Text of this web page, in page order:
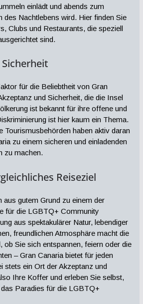
einlädt und abends zum
des Nachtlebens wird. Hier finden Sie
Clubs und Restaurants, die speziell
sind.
für die Beliebtheit von Gran
und Sicherheit, die die Insel
ist bekannt für ihre offene und
ist hier kaum ein Thema.
Tourismusbehörden haben aktiv daran
zu einem sicheren und einladenden
zu machen.
Reiseziel
aus gutem Grund zu einem der
für die LGBTQ+ Community
aus spektakulärer Natur, lebendiger
freundlichen Atmosphäre macht die
ob Sie sich entspannen, feiern oder die
– Gran Canaria bietet für jeden
stets ein Ort der Akzeptanz und
Ihre Koffer und erleben Sie selbst,
Paradies für die LGBTQ+